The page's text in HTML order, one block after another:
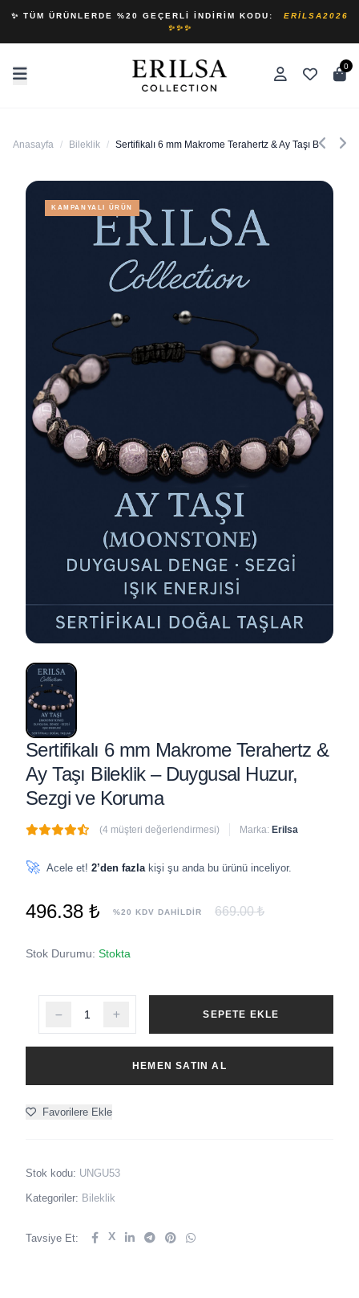
✨ TÜM ÜRÜNLERDE %20 GEÇERLI İNDIRIM KODU:
ERILSA2026
✨✨✨
0
Anasayfa / Bileklik / Sertifikalı 6 mm Makrome Terahertz & Ay Taşı Bileklik
KAMPANYALI ÜRÜN
Sertifikalı 6 mm Makrome Terahertz &
Ay Taşı Bileklik – Duygusal Huzur,
Sezgi ve Koruma
(4 müşteri değerlendirmesi) Marka: Erilsa
🚀 Acele et! 2’den fazla kişi şu anda bu ürünü inceliyor.
496.38 ₺ %20 KDV DAHİLDİR 669.00 ₺
Stok Durumu: Stokta
SEPETE EKLE
HEMEN SATIN AL
Favorilere Ekle
Stok kodu: UNGU53
Kategoriler: Bileklik
Tavsiye Et: X